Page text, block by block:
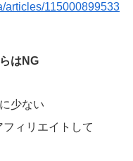
articles/115000899533
はNG
少ない
ィリエイトして